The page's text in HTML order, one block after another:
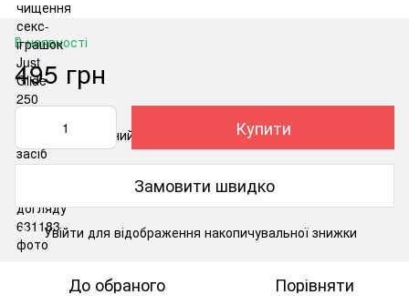
В наявності
495 грн
Купити
Замовити швидко
% Увійти для відображення накопичувальної знижки
До обраного Порівняти